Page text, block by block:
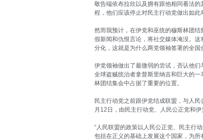
敬告端依布拉欣以及拥有跟他相同看法
程，他们应该停止对民主行动党做出如此
然而我预计，在伊党和巫统的穆斯林团
假新闻和仇恨言论，将社交媒体淹没。
分化，这就是为什么两党领袖签署的全国
伊党领袖做出了最微弱的尝试，否认他
全球盗贼统治者拿督斯里纳吉和巨大的
林团结集会中占据了重要的位置。
民主行动党之前跟伊党结成联盟，与人
月12日，由民主行动党、人民公正党和
“人民联盟的政策以人民公正党、民主行
包括在正义的基础上发展这个国家，为